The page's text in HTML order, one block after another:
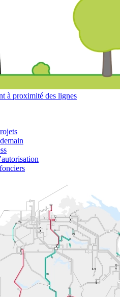
à proximité des lignes